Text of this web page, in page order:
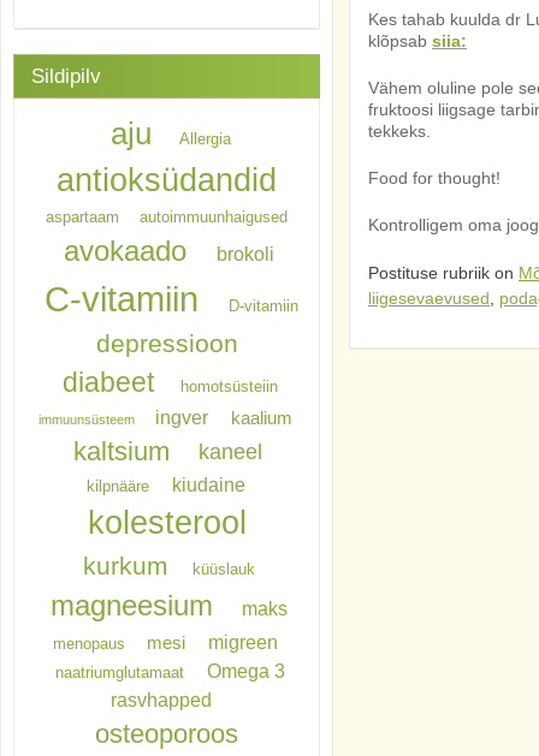
Kes tahab kuulda dr
klõpsab siia:
Vähem oluline pole
fruktoosi liigsage
tekkeks.
Food for thought!
Kontrolligem oma
Postituse rubriik on
liigesevaevused
Sildipilv
aju Allergia
antioksüdandid
aspartaam autoimmuunhaigused
avokaado brokoli
C-vitamiin D-vitamiin
depressioon
diabeet homotsüsteiin
immuunsüsteem ingver kaalium
kaltsium kaneel
kilpnääre kiudaine
kolesterool
kurkum küüslauk
magneesium maks
menopaus mesi migreen
naatriumglutamaat
Omega 3
rasvhapped
osteoporoos